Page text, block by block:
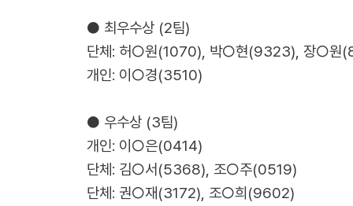
● 최우수상 (2팀)
단체: 허○원(1070), 박○현(9323), 장○
개인: 이○경(3510)
● 우수상 (3팀)
개인: 이○은(0414)
단체: 김○서(5368), 조○주(0519)
단체: 권○재(3172), 조○희(9602)